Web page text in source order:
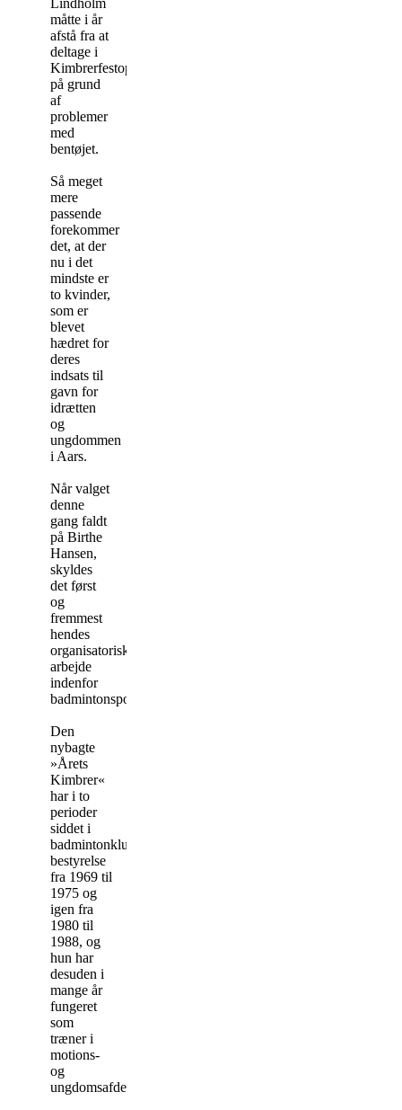
måtte i år
afstå fra at
deltage i
Kimbrerfestoptoget
på grund
af
problemer
med
bentøjet.
Så meget
mere
passende
forekommer
det, at der
nu i det
mindste er
to kvinder,
som er
blevet
hædret for
deres
indsats til
gavn for
idrætten
og
ungdommen
i Aars.
Når valget
denne
gang faldt
på Birthe
Hansen,
skyldes
det først
og
fremmest
hendes
organisatoriske
arbejde
indenfor
badmintonsporten.
Den
nybagte
»Årets
Kimbrer«
har i to
perioder
siddet i
badmintonklubbens
bestyrelse
fra 1969 til
1975 og
igen fra
1980 til
1988, og
hun har
desuden i
mange år
fungeret
som
træner i
motions-
og
ungdomsafdelingen.